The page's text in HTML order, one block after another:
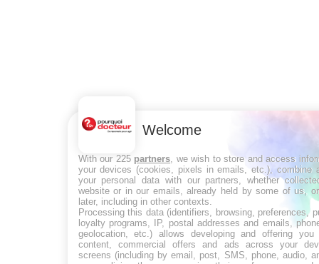
Welcome
With our 225 partners , we wish to store and access
your devices (cookies, pixels in emails, etc.), combine
your personal data with our partners, whether
website or in our emails, already held by some of us,
later, including in other contexts.
Processing this data (identifiers, browsing, preferences,
loyalty programs, IP, postal addresses and emails,
geolocation, etc.) allows developing and offering you
content, commercial offers and ads across your
screens (including by email, post, SMS, phone, audio,